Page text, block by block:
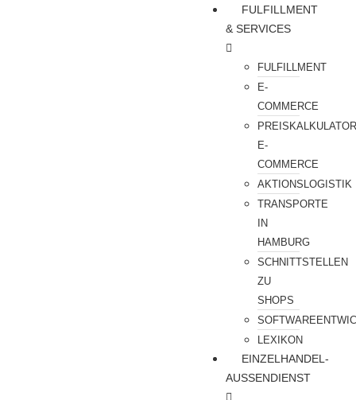
FULFILLMENT
& SERVICES
FULFILLMENT
E-
COMMERCE
E-
COMMERCE
AKTIONSLOGISTIK
TRANSPORTE
IN
HAMBURG
SCHNITTSTELLEN
ZU
SHOPS
LEXIKON
EINZELHANDEL-
AUSSENDIENST